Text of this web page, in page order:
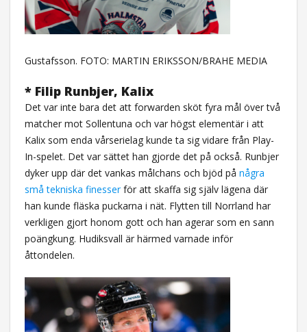
Gustafsson. FOTO: MARTIN ERIKSSON/BRAHE MEDIA
* Filip Runbjer, Kalix
Det var inte bara det att forwarden sköt fyra mål över två
matcher mot Sollentuna och var högst elementär i att
Kalix som enda vårserielag kunde ta sig vidare från Play-
In-spelet. Det var sättet han gjorde det på också. Runbjer
dyker upp där det vankas målchans och bjöd på några
små tekniska finesserför att skaffa sig själv lägena där
han kunde fläska puckarna i nät. Flytten till Norrland har
verkligen gjort honom gott och han agerar som en sann
poängkung. Hudiksvall är härmed varnade inför
åttondelen.